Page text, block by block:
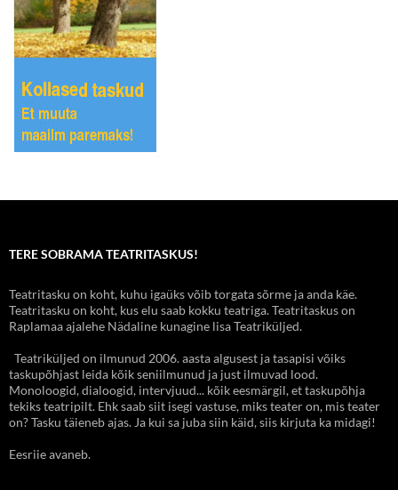
TERE SOBRAMA TEATRITASKUS!
Teatritasku on koht, kuhu igaüks võib torgata sõrme ja anda käe.
Teatritasku on koht, kus elu saab kokku teatriga. Teatritaskus on
Raplamaa ajalehe Nädaline kunagine lisa Teatriküljed.
Teatriküljed on ilmunud 2006. aasta algusest ja tasapisi võiks
taskupõhjast leida kõik seniilmunud ja just ilmuvad lood.
Monoloogid, dialoogid, intervjuud... kõik eesmärgil, et taskupõhja
tekiks teatripilt. Ehk saab siit isegi vastuse, miks teater on, mis teater
on? Tasku täieneb ajas. Ja kui sa juba siin käid, siis kirjuta ka midagi!
Eesriie avaneb.